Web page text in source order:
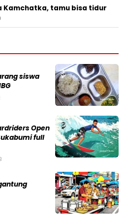
Kamchatka, tamu bisa tidur
siswa
Open
full